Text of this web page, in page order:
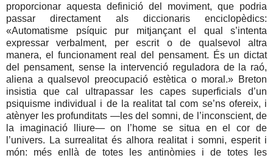
proporcionar aquesta definició del moviment, que podria
passar directament als diccionaris enciclopèdics:
«Automatisme psíquic pur mitjançant el qual s’intenta
expressar verbalment, per escrit o de qualsevol altra
manera, el funcionament real del pensament. És un dictat
del pensament, sense la intervenció reguladora de la raó,
aliena a qualsevol preocupació estètica o moral.» Breton
insistia que cal ultrapassar les capes superficials d’un
psiquisme individual i de la realitat tal com se’ns ofereix, i
atènyer les profunditats —les del somni, de l’inconscient, de
la imaginació lliure— on l’home se situa en el cor de
l’univers. La surrealitat és alhora realitat i somni, esperit i
món: més enllà de totes les antinòmies i de totes les